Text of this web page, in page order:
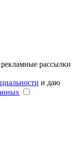
рассылки
и даю